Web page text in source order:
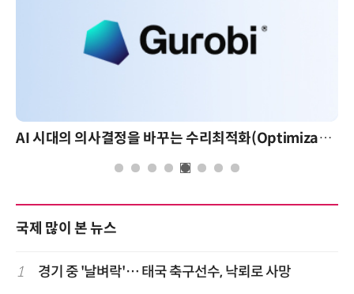
AI 시대의 의사결정을 바꾸는 수리최적화(Optimization): 실제 산업 적용 사례와 활용 전략
국제 많이 본 뉴스
1 경기 중 '날벼락'… 태국 축구선수, 낙뢰로 사망